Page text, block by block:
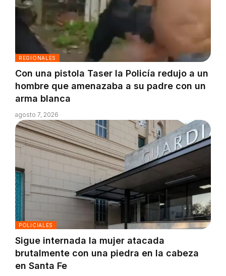
REGIONALES
Con una pistola Taser la Policía redujo a un
hombre que amenazaba a su padre con un
arma blanca
agosto 7, 2026
POLICIALES
Sigue internada la mujer atacada
brutalmente con una piedra en la cabeza
en Santa Fe